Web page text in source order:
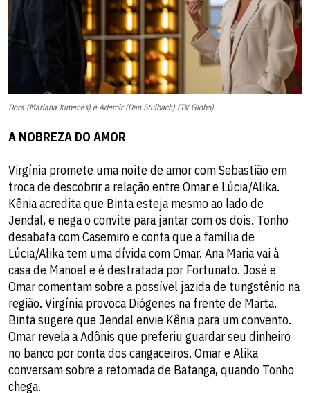
Dora (Mariana Ximenes) e Ademir (Dan Stulbach) (TV Globo)
A NOBREZA DO AMOR
Virgínia promete uma noite de amor com Sebastião em
troca de descobrir a relação entre Omar e Lúcia/Alika.
Kênia acredita que Binta esteja mesmo ao lado de
Jendal, e nega o convite para jantar com os dois. Tonho
desabafa com Casemiro e conta que a família de
Lúcia/Alika tem uma dívida com Omar. Ana Maria vai à
casa de Manoel e é destratada por Fortunato. José e
Omar comentam sobre a possível jazida de tungstênio na
região. Virgínia provoca Diógenes na frente de Marta.
Binta sugere que Jendal envie Kênia para um convento.
Omar revela a Adônis que preferiu guardar seu dinheiro
no banco por conta dos cangaceiros. Omar e Alika
conversam sobre a retomada de Batanga, quando Tonho
chega.